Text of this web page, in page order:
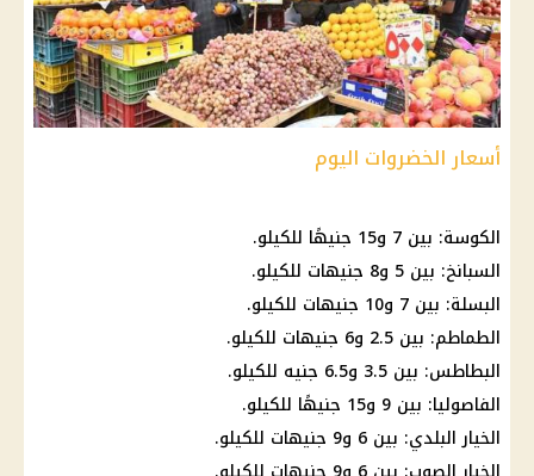
أسعار الخضروات اليوم
الكوسة: بين 7 و15 جنيهًا للكيلو.
السبانخ: بين 5 و8 جنيهات للكيلو.
البسلة: بين 7 و10 جنيهات للكيلو.
الطماطم: بين 2.5 و6 جنيهات للكيلو.
البطاطس: بين 3.5 و6.5 جنيه للكيلو.
الفاصوليا: بين 9 و15 جنيهًا للكيلو.
الخيار البلدي: بين 6 و9 جنيهات للكيلو.